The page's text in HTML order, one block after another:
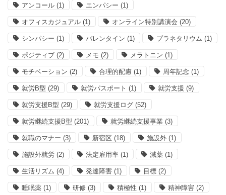
アンコール (1) エンパシー (1)
オフィスカジュアル (1) オンライン特別講演会 (20)
シンパシー (1) バレンタイン (1) プラネタリウム (1)
ポジティブ (2) メモ (2) メラトニン (1)
モチベーション (2) 合理的配慮 (1) 周年記念 (1)
就労B型 (29) 就労パスポート (1) 就労支援 (9)
就労支援B型 (29) 就労支援ログ (52)
就労継続支援B型 (201) 就労継続支援事業 (3)
就職のマナー (3) 新宿区 (18) 施設外 (1)
施設外就労 (2) 法定雇用率 (1) 減薬 (1)
生活リズム (4) 発達障害 (1) 目標 (2)
睡眠薬 (1) 研修 (3) 積極性 (1) 精神障害 (2)